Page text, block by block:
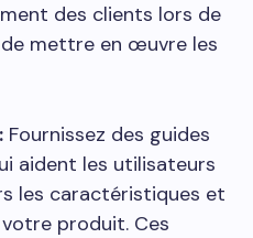
des clients lors de
mettre en œuvre les
Fournissez des guides
aident les utilisateurs
les caractéristiques et
produit. Ces